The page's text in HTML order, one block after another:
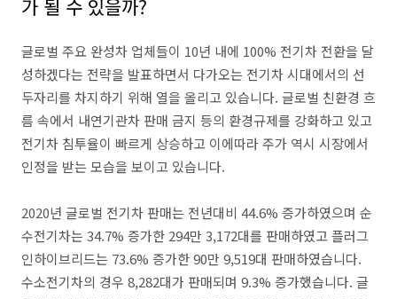
가 될 수 있을까?
글로벌 주요 완성차 업체들이 10년 내에 100% 전기차 전환을 달
성하겠다는 전략을 발표하면서 다가오는 전기차 시대에서의 선
두자리를 차지하기 위해 열을 올리고 있습니다. 글로벌 친환경 흐
름 속에서 내연기관차 판매 금지 등의 환경규제를 강화하고 있고
전기차 침투율이 빠르게 상승하고 이에따라 주가 역시 시장에서
인정을 받는 모습을 보이고 있습니다.
2020년 글로벌 전기차 판매는 전년대비 44.6% 증가하였으며 순
수전기차는 34.7% 증가한 294만 3,172대를 판매하였고 플러그
인하이브리드는 73.6% 증가한 90만 9,519대 판매하였습니다.
수소전기차의 경우 8,282대가 판매되며 9.3% 증가했습니다. 글